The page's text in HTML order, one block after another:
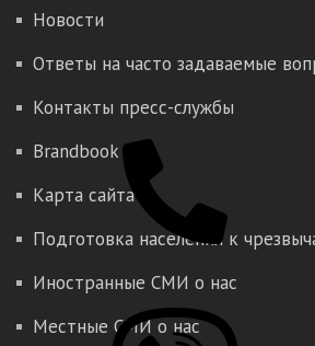
Новости
Ответы на часто задаваемые
Контакты пресс-службы
Brandbook
Карта сайта
Подготовка населения к
Иностранные СМИ о нас
Местные СМИ о нас